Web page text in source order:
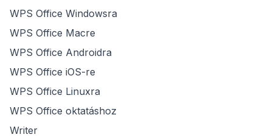
WPS Office Windowsra
WPS Office Macre
WPS Office Androidra
WPS Office iOS-re
WPS Office Linuxra
WPS Office oktatáshoz
Writer